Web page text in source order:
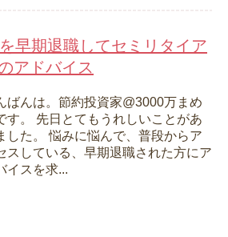
早期退職してセミリタイア
アドバイス
ばんは。節約投資家@3000万まめ
す。 先日とてもうれしいことがあ
した。 悩みに悩んで、普段からア
スしている、早期退職された方にア
イスを求...